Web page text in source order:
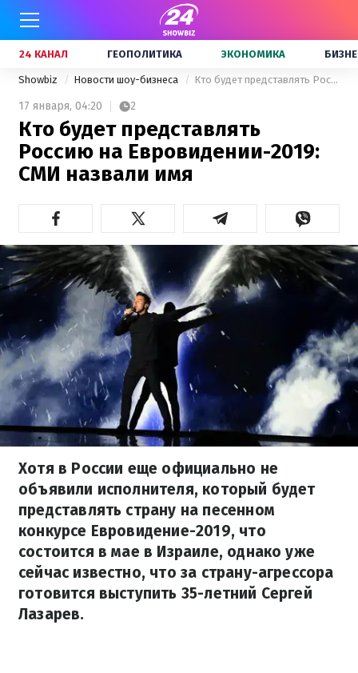
24 КАНАЛ ГЕОПОЛИТИКА ЭКОНОМИКА
Showbiz Новости шоу-бизнеса Кто будет представлять Россию на Евровидении-2019: СМИ назвали имя
17 января, 04:20 2
Кто будет представлять
Россию на Евровидении-2019:
СМИ назвали имя
Хотя в России еще официально не
объявили исполнителя, который будет
представлять страну на песенном
конкурсе Евровидение-2019, что
состоится в мае в Израиле, однако уже
сейчас известно, что за страну-агрессора
готовится выступить 35-летний Сергей
Лазарев.